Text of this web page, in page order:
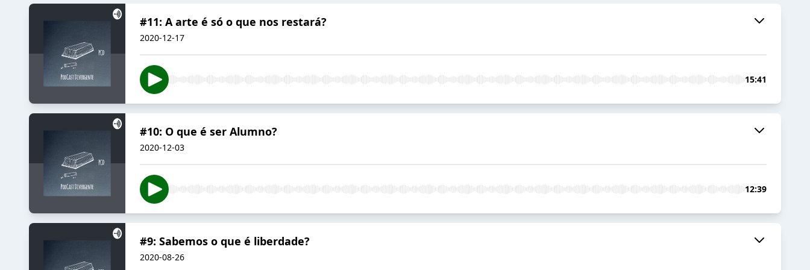
#11: A arte é só o que nos restará?
2020-12-17
15:41
#10: O que é ser Alumno?
2020-12-03
12:39
#9: Sabemos o que é liberdade?
2020-08-26